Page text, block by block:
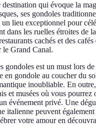
destination qui évoque la
ses gondoles
lieu exceptionnel pour
dans les ruelles étroites de
cachés et des
le Grand Canal.
gondoles est un must lors
en gondole au coucher du
inoubliable. En
et musées où vous pourrez
événement privé. Une
italienne peuvent
votre amour en